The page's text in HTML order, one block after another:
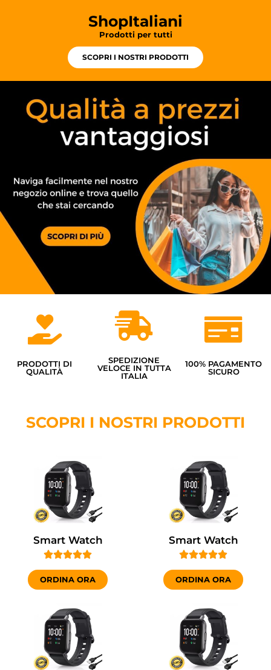
ShopItaliani
Prodotti per tutti
SCOPRI I NOSTRI PRODOTTI
PRODOTTI DI
QUALITÀ
SPEDIZIONE
VELOCE IN TUTTA
ITALIA
100% PAGAMENTO
SICURO
SCOPRI I NOSTRI PRODOTTI
Smart Watch

ORDINA ORA
Smart Watch

ORDINA ORA